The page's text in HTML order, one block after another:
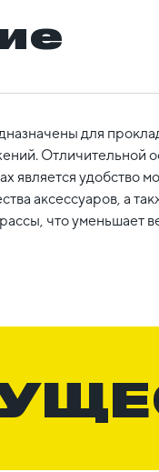
для
Отличительной
является удобство
аксессуаров, а
что уменьшает